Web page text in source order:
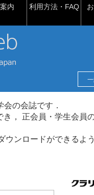
内 利用方法・FAQ
の会誌です．
， 正会員・学生会員
ンロードができるよ